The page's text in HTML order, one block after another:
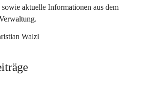
sowie aktuelle Informationen aus dem
Walzl